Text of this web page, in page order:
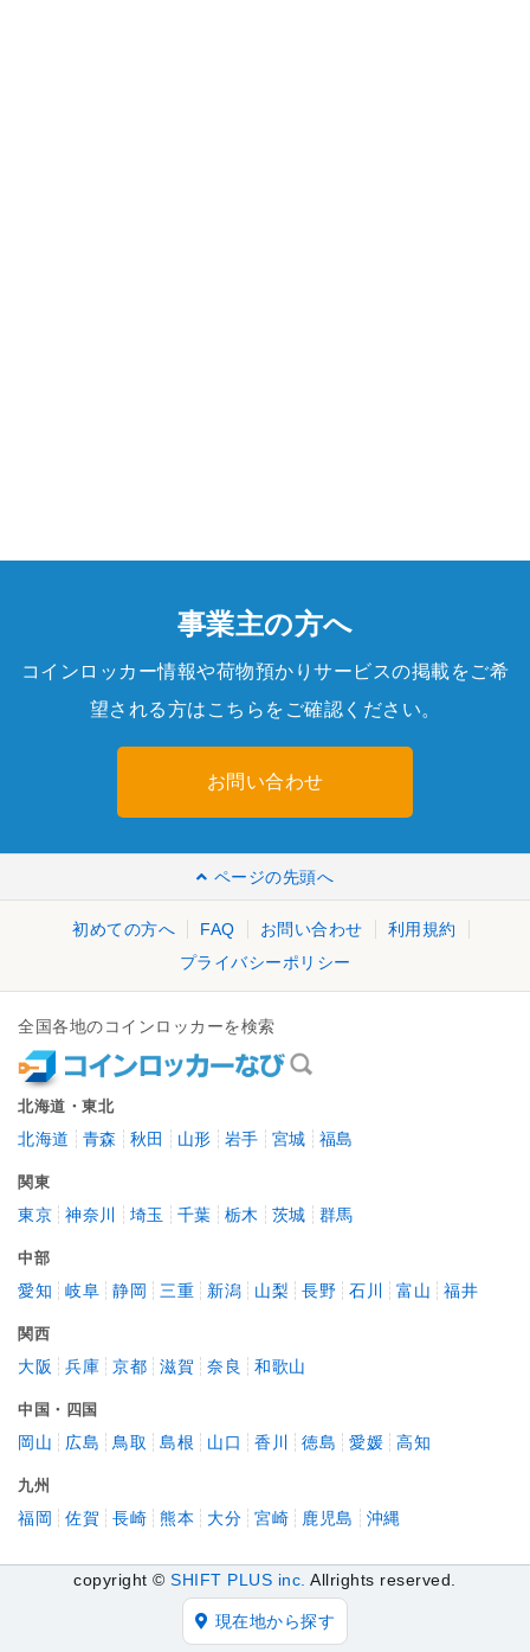
事業主の方へ
コインロッカー情報や荷物預かりサービスの掲載をご希
望される方はこちらをご確認ください。
お問い合わせ
現在地から探す
ページの先頭へ
初めての方へ FAQ お問い合わせ
利用規約
プライバシーポリシー
全国各地のコインロッカーを検索
北海道・東北
北海道 青森 秋田 山形 岩手 宮城 福島
関東
東京 神奈川 埼玉 千葉 栃木 茨城 群馬
中部
愛知 岐阜 静岡 三重 新潟 山梨 長野 石川 富山 福井
関西
大阪 兵庫 京都 滋賀 奈良 和歌山
中国・四国
岡山 広島 鳥取 島根 山口 香川 徳島 愛媛 高知
九州
福岡 佐賀 長崎 熊本 大分 宮崎 鹿児島 沖縄
copyright ©SHIFT PLUS inc. Allrights reserved.